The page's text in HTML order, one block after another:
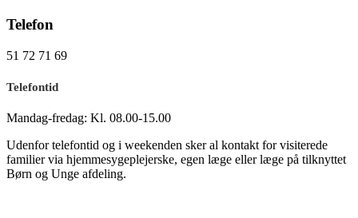
Telefon
51 72 71 69
Telefontid
Mandag-fredag: Kl. 08.00-15.00
Udenfor telefontid og i weekenden sker al kontakt for visiterede
familier via hjemmesygeplejerske, egen læge eller læge på tilknyttet
Børn og Unge afdeling.